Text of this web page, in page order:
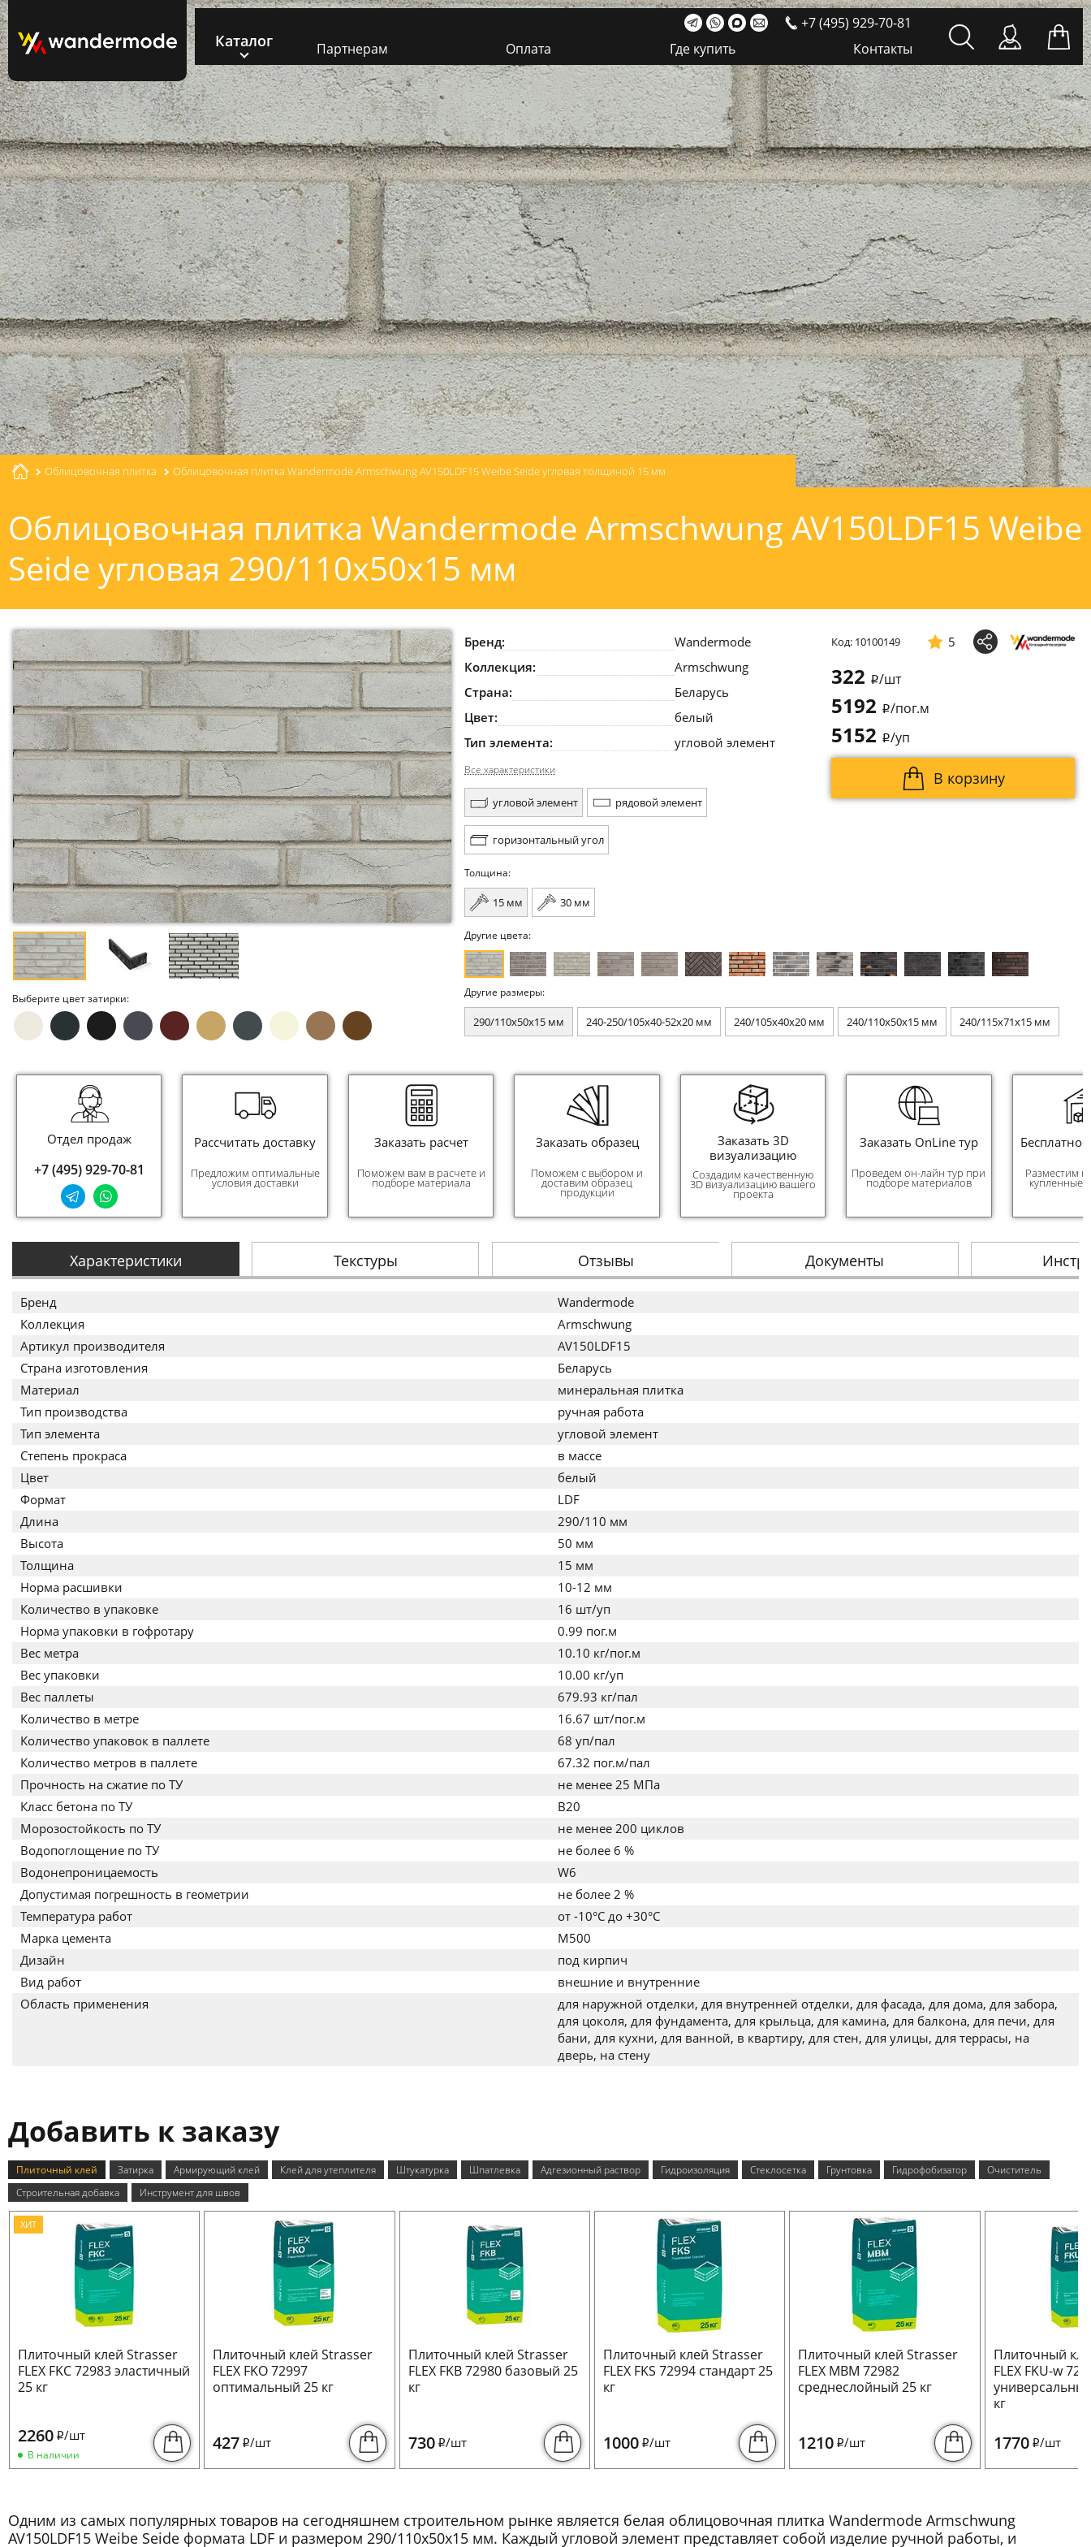
Каталог
+7 (495) 929-70-81
Партнерам
Оплата Где купить Контакты
Облицовочная плитка Облицовочная плитка Wandermode Armschwung AV150LDF15 Weibe Seide угловая толщиной 15 мм
Облицовочная плитка Wandermode Armschwung AV150LDF15 Weibe
Seide угловая 290/110x50x15 мм
Выберите цвет затирки:
Бренд:
Wandermode
Коллекция:
Armschwung
Страна:
Беларусь
Цвет:
белый
Тип элемента:
угловой элемент
Все характеристики
угловой элемент рядовой элемент
горизонтальный угол
Толщина:
15 мм 30 мм
Код: 10100149 5
322 i/шт
5192 i/пог.м
5152 i/уп
В корзину
Другие цвета:
Другие размеры:
290/110x50x15 мм 240-250/105x40-52x20 мм 240/105x40x20 мм 240/110x50x15 мм 240/115x71x15 мм
Отдел продаж
+7 (495) 929-70-81
Рассчитать доставку
Предложим оптимальные
условия доставки
Заказать расчет
Поможем вам в расчете и
подборе материала
Заказать образец
Поможем с выбором и
доставим образец
продукции
Заказать 3D
визуализацию
Создадим качественную
3D визуализацию вашего
проекта
Заказать OnLine тур
Проведем он-лайн тур при
подборе материалов
Разместим
купленные
Характеристики Текстуры Отзывы Документы
Бренд
Wandermode
Коллекция
Armschwung
Артикул производителя
AV150LDF15
Страна изготовления
Беларусь
Материал
минеральная плитка
Тип производства
ручная работа
Тип элемента
угловой элемент
Степень прокраса
в массе
Цвет
белый
Формат
LDF
Длина
290/110 мм
Высота
50 мм
Толщина
15 мм
Норма расшивки
10-12 мм
Количество в упаковке
16 шт/уп
Норма упаковки в гофротару
0.99 пог.м
Вес метра
10.10 кг/пог.м
Вес упаковки
10.00 кг/уп
Вес паллеты
679.93 кг/пал
Количество в метре
16.67 шт/пог.м
Количество упаковок в паллете
68 уп/пал
Количество метров в паллете
67.32 пог.м/пал
Прочность на сжатие по ТУ
не менее 25 МПа
Класс бетона по ТУ
B20
Морозостойкость по ТУ
не менее 200 циклов
Водопоглощение по ТУ
не более 6 %
Водонепроницаемость
W6
Допустимая погрешность в геометрии
не более 2 %
Температура работ
от -10°C до +30°C
Марка цемента
M500
Дизайн
под кирпич
Вид работ
внешние и внутренние
Область применения
для наружной отделки, для внутренней отделки, для фасада, для дома, для забора,
для цоколя, для фундамента, для крыльца, для камина, для балкона, для печи, для
бани, для кухни, для ванной, в квартиру, для стен, для улицы, для террасы, на
дверь, на стену
Добавить к заказу
Плиточный клей Затирка Армирующий клей Клей для утеплителя Штукатурка Шпатлевка Адгезионный раствор Гидроизоляция Стеклосетка Грунтовка Гидрофобизатор
Очиститель
Строительная добавка
Инструмент для швов
ХИТ
Плиточный клей Strasser
FLEX FKC 72983 эластичный
25 кг
2260 i/шт
В наличии
Плиточный клей Strasser
FLEX FKO 72997
оптимальный 25 кг
427 i/шт
Плиточный клей Strasser
FLEX FKB 72980 базовый 25
кг
730 i/шт
Плиточный клей Strasser
FLEX FKS 72994 стандарт 25
кг
1000 i/шт
Плиточный клей Strasser
FLEX MBM 72982
среднеслойный 25 кг
1210 i/шт
Плиточный
FLEX FKU-w
кг
1770 i/шт
Одним из самых популярных товаров на сегодняшнем строительном рынке является белая облицовочная плитка Wandermode Armschwung
AV150LDF15 Weibe Seide формата LDF и размером 290/110x50x15 мм. Каждый угловой элемент представляет собой изделие ручной работы, и